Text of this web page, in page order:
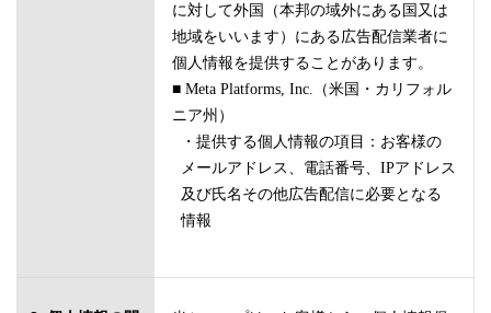
に対して外国（本邦の域外にある国又は
地域をいいます）にある広告配信業者に
個人情報を提供することがあります。
■ Meta Platforms, Inc.（米国・カリフォル
ニア州）
・提供する個人情報の項目：お客様の
メールアドレス、電話番号、IPアドレス
及び氏名その他広告配信に必要となる
情報